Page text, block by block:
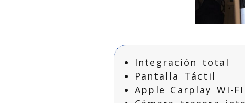
Cayman
Integración total
Pantalla Táctil
Apple Carplay WI-FI